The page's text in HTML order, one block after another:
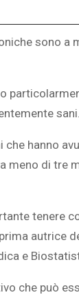
sono
sani.
che hanno
meno di tre
tenere
autrice
e
che può